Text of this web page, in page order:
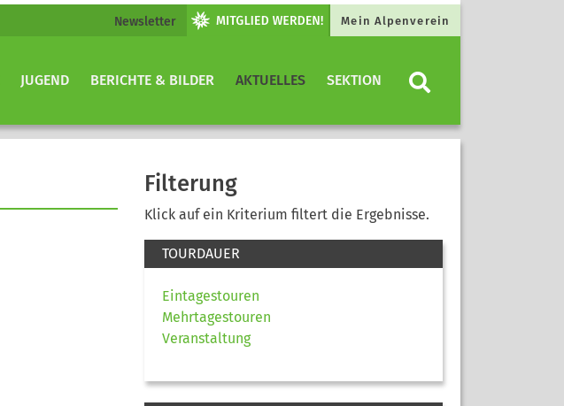
Newsletter Mein Alpenverein
JUGEND BERICHTE & BILDER AKTUELLES SEKTION
Filterung
Klick auf ein Kriterium filtert die Ergebnisse.
TOURDAUER
Eintagestouren
Mehrtagestouren
Veranstaltung